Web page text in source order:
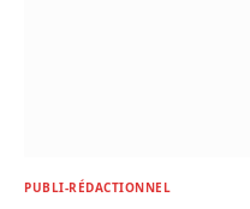
PUBLI-RÉDACTIONNEL